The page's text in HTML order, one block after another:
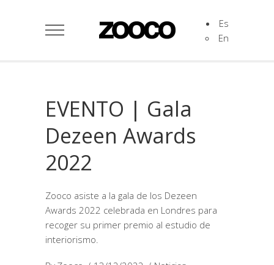
Es
En
EVENTO | Gala
Dezeen Awards
2022
Zooco asiste a la gala de los Dezeen
Awards 2022 celebrada en Londres para
recoger su primer premio al estudio de
interiorismo.